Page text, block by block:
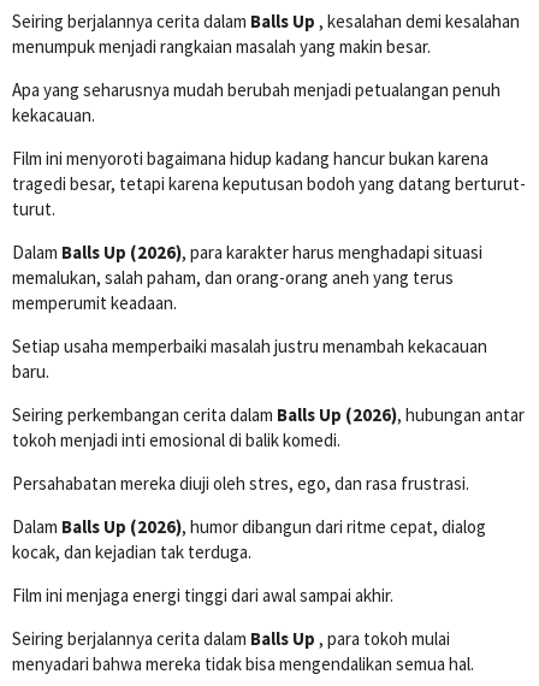
Seiring berjalannya cerita dalam Balls Up , kesalahan demi kesalahan
menumpuk menjadi rangkaian masalah yang makin besar.
Apa yang seharusnya mudah berubah menjadi petualangan penuh
kekacauan.
Film ini menyoroti bagaimana hidup kadang hancur bukan karena
tragedi besar, tetapi karena keputusan bodoh yang datang berturut-
turut.
Dalam Balls Up (2026), para karakter harus menghadapi situasi
memalukan, salah paham, dan orang-orang aneh yang terus
memperumit keadaan.
Setiap usaha memperbaiki masalah justru menambah kekacauan
baru.
Seiring perkembangan cerita dalam Balls Up (2026), hubungan antar
tokoh menjadi inti emosional di balik komedi.
Persahabatan mereka diuji oleh stres, ego, dan rasa frustrasi.
Dalam Balls Up (2026), humor dibangun dari ritme cepat, dialog
kocak, dan kejadian tak terduga.
Film ini menjaga energi tinggi dari awal sampai akhir.
Seiring berjalannya cerita dalam Balls Up , para tokoh mulai
menyadari bahwa mereka tidak bisa mengendalikan semua hal.